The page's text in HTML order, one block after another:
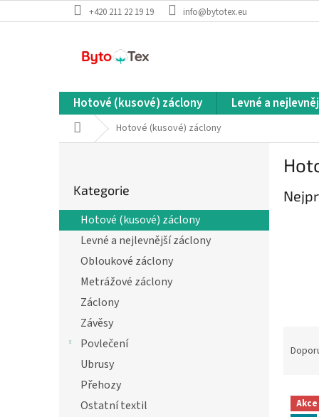
na
+420 211 22 19 19 info@bytotex.eu
Hotové (kusové) záclony Levné a
Domů Hotové (kusové) záclony
r
a
kategorie
Kategorie
Hotové (kusové) záclony
Levné a nejlevnější záclony
Obloukové záclony
Metrážové záclony
Záclony
Závěsy
Povlečení
Ubrusy
Přehozy
Ostatní textil
nV Akce